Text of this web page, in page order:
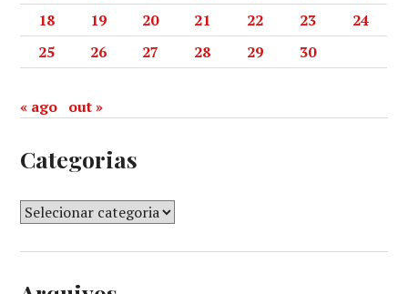
18
19 20 21 22 23
24
25
26 27 28 29 30
« ago out »
Categorias